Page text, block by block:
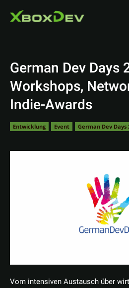
German Dev Days
Workshops,
Indie-Awards
Entwicklung Event German Dev Days
Vom intensiven Austausch über